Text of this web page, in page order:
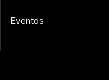
Eventos